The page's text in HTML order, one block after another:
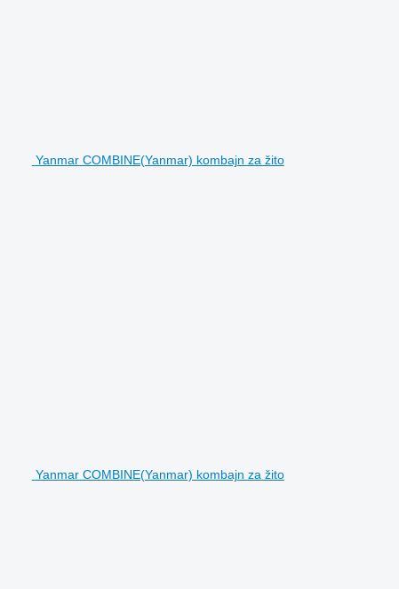
Yanmar COMBINE(Yanmar) kombajn za žito
Yanmar COMBINE(Yanmar) kombajn za žito